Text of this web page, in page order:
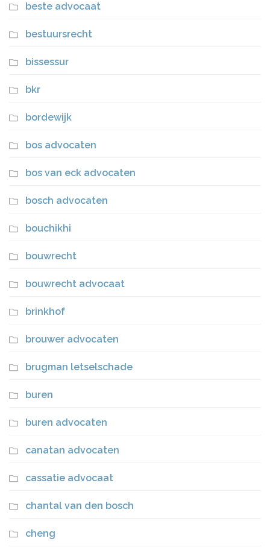
beste advocaat
bestuursrecht
bissessur
bkr
bordewijk
bos advocaten
bos van eck advocaten
bosch advocaten
bouchikhi
bouwrecht
bouwrecht advocaat
brinkhof
brouwer advocaten
brugman letselschade
buren
buren advocaten
canatan advocaten
cassatie advocaat
chantal van den bosch
cheng